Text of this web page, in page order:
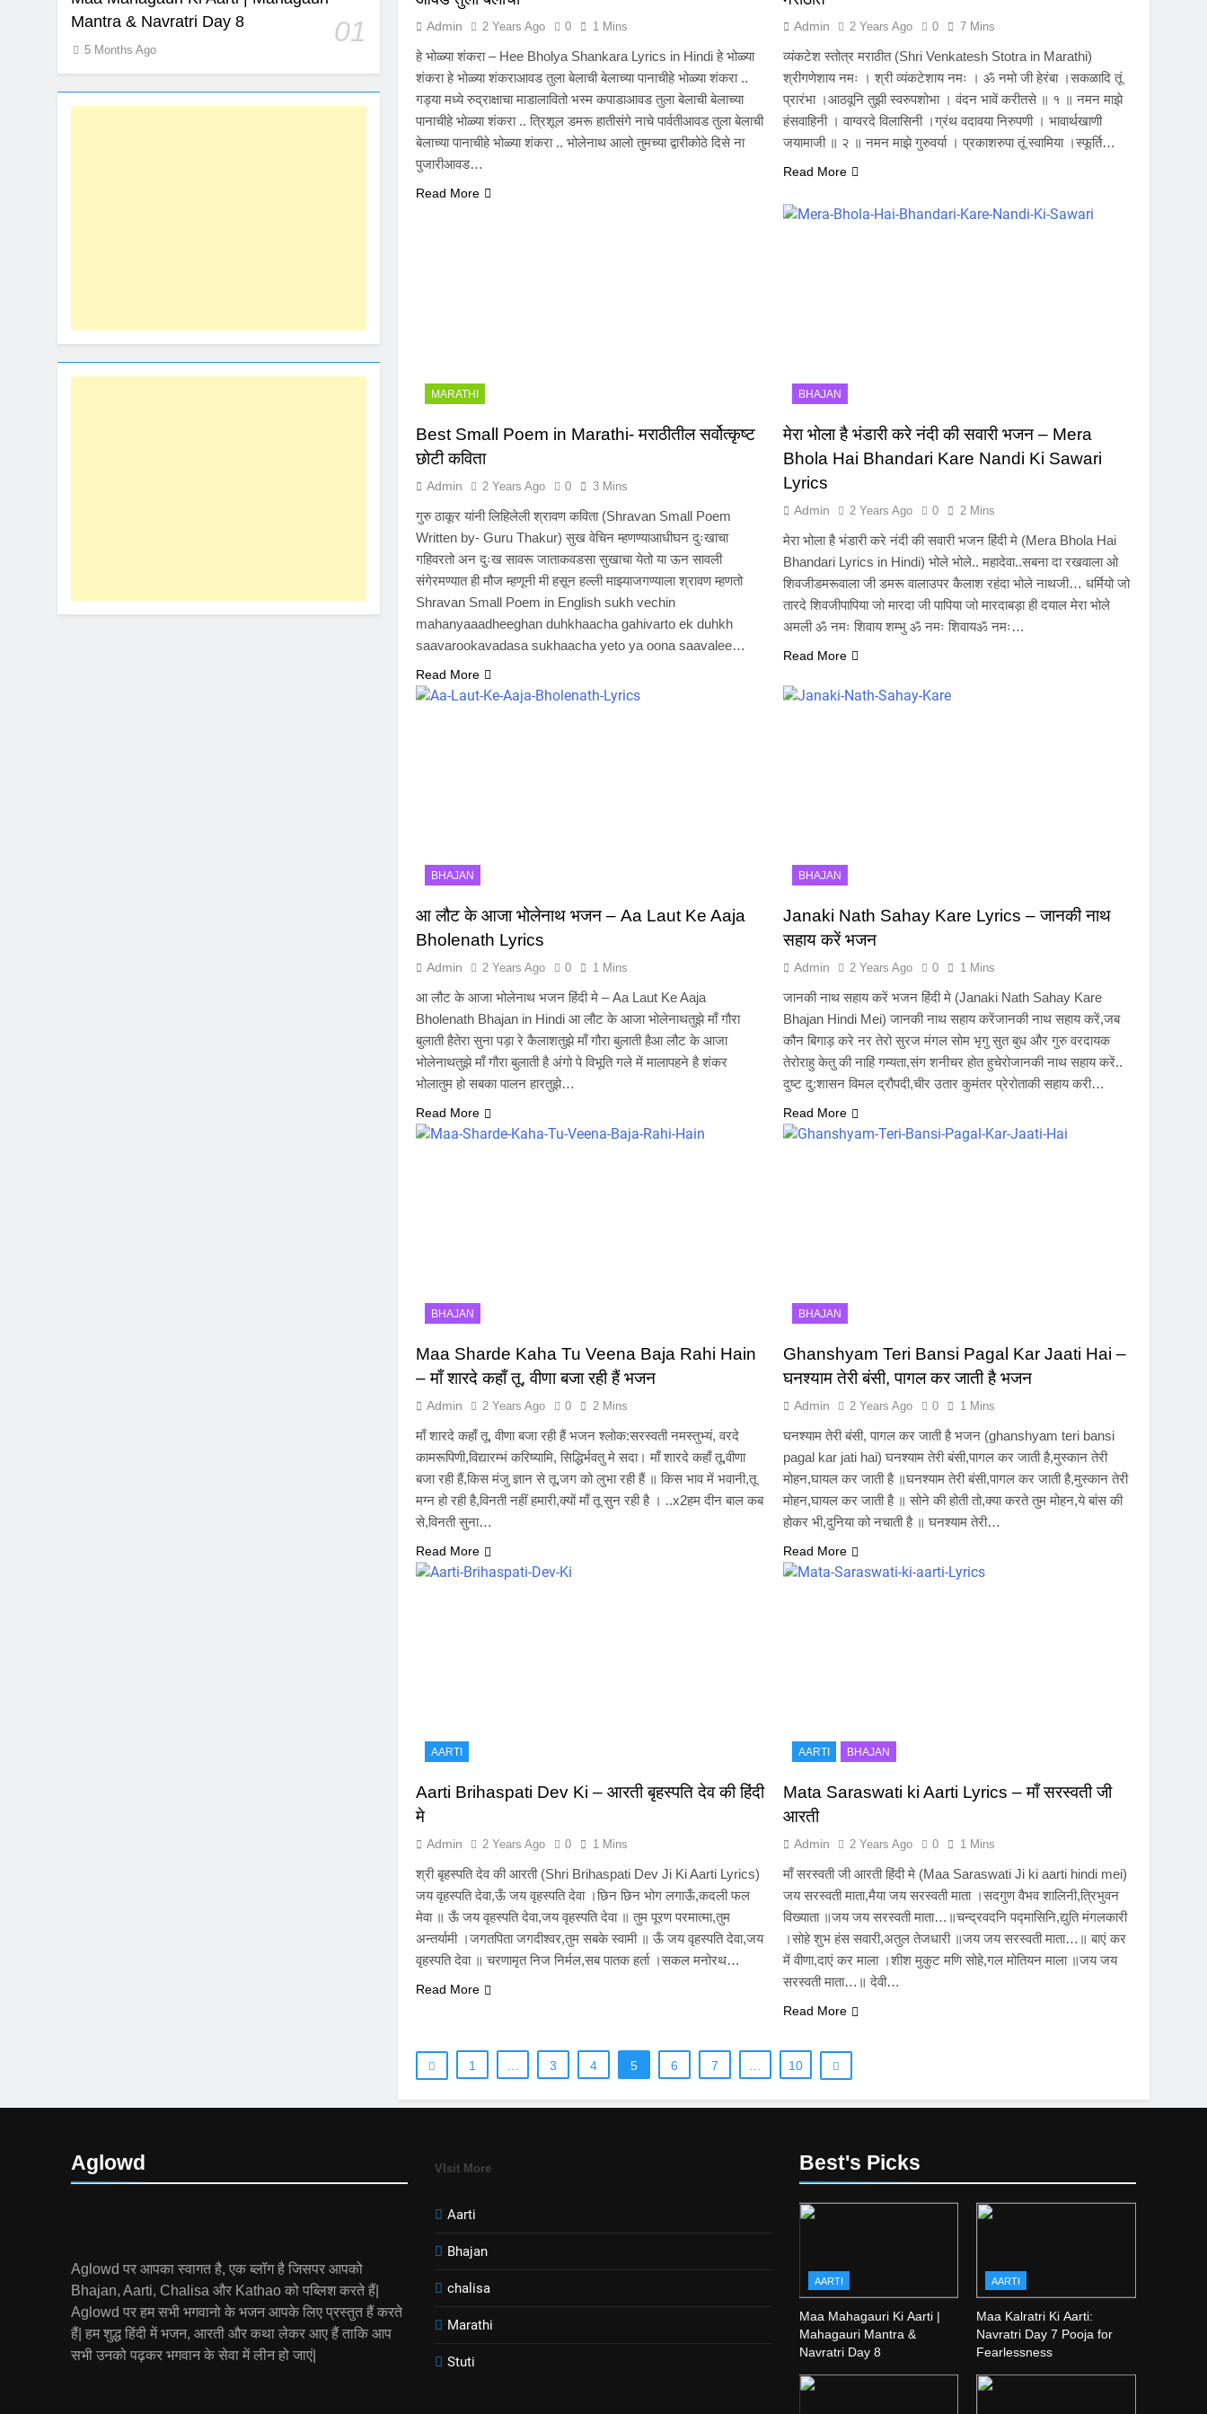
Mantra & Navratri Day 8
01
5 Months Ago
Admin 2 Years Ago 0 1 Mins
हे भोळ्या शंकरा – Hee Bholya Shankara Lyrics in Hindi हे भोळ्या
शंकरा हे भोळ्या शंकराआवड तुला बेलाची बेलाच्या पानाचीहे भोळ्या शंकरा ..
गड्या मध्ये रुद्राक्षाचा माडालावितो भस्म कपाडाआवड तुला बेलाची बेलाच्या
पानाचीहे भोळ्या शंकरा .. त्रिशूल डमरू हातीसंगे नाचे पार्वतीआवड तुला बेलाची
बेलाच्या पानाचीहे भोळ्या शंकरा .. भोलेनाथ आलो तुमच्या द्वारीकोठे दिसे ना
पुजारीआवड…
Read More
Admin 2 Years Ago 0 7 Mins
व्यंकटेश स्तोत्र मराठीत (Shri Venkatesh Stotra in Marathi)
श्रीगणेशाय नमः । श्री व्यंकटेशाय नमः । ॐ नमो जी हेरंबा ।सकळादि तूं
प्रारंभा ।आठवूनि तुझी स्वरुपशोभा । वंदन भावें करीतसे ॥ १ ॥ नमन माझे
हंसवाहिनी । वाग्वरदे विलासिनी ।ग्रंथ वदावया निरुपणी । भावार्थखाणी
जयामाजी ॥ २ ॥ नमन माझे गुरुवर्या । प्रकाशरुपा तूं स्वामिया ।स्फूर्ति…
Read More
MARATHI
Best Small Poem in Marathi- मराठीतील सर्वोत्कृष्ट
छोटी कविता
Admin 2 Years Ago 0 3 Mins
गुरु ठाकूर यांनी लिहिलेली श्रावण कविता (Shravan Small Poem
Written by- Guru Thakur) सुख वेचिन म्हणण्याआधीघन दुःखाचा
गहिवरतो अन दुःख सावरू जाताकवडसा सुखाचा येतो या ऊन सावली
संगेरमण्यात ही मौज म्हणूनी मी हसून हल्ली माझ्याजगण्याला श्रावण म्हणतो
Shravan Small Poem in English sukh vechin
mahanyaaadheeghan duhkhaacha gahivarto ek duhkh
saavarookavadasa sukhaacha yeto ya oona saavalee…
Read More
BHAJAN
मेरा भोला है भंडारी करे नंदी की सवारी भजन – Mera
Bhola Hai Bhandari Kare Nandi Ki Sawari
Lyrics
Admin 2 Years Ago 0 2 Mins
मेरा भोला है भंडारी करे नंदी की सवारी भजन हिंदी मे (Mera Bhola Hai
Bhandari Lyrics in Hindi) भोले भोले.. महादेवा..सबना दा रखवाला ओ
शिवजीडमरूवाला जी डमरू वालाउपर कैलाश रहंदा भोले नाथजी… धर्मियो जो
तारदे शिवजीपापिया जो मारदा जी पापिया जो मारदाबड़ा ही दयाल मेरा भोले
अमली ॐ नमः शिवाय शम्भु ॐ नमः शिवायॐ नमः…
Read More
BHAJAN
आ लौट के आजा भोलेनाथ भजन – Aa Laut Ke Aaja
Bholenath Lyrics
Admin 2 Years Ago 0 1 Mins
आ लौट के आजा भोलेनाथ भजन हिंदी मे – Aa Laut Ke Aaja
Bholenath Bhajan in Hindi आ लौट के आजा भोलेनाथतुझे माँ गौरा
बुलाती हैतेरा सुना पड़ा रे कैलाशतुझे माँ गौरा बुलाती हैआ लौट के आजा
भोलेनाथतुझे माँ गौरा बुलाती है अंगो पे विभूति गले में मालापहने है शंकर
भोलातुम हो सबका पालन हारतुझे…
Read More
BHAJAN
Janaki Nath Sahay Kare Lyrics – जानकी नाथ
सहाय करें भजन
Admin 2 Years Ago 0 1 Mins
जानकी नाथ सहाय करें भजन हिंदी मे (Janaki Nath Sahay Kare
Bhajan Hindi Mei) जानकी नाथ सहाय करेंजानकी नाथ सहाय करें,जब
कौन बिगाड़ करे नर तेरो सुरज मंगल सोम भृगु सुत बुध और गुरु वरदायक
तेरोराहु केतु की नाहिं गम्यता,संग शनीचर होत हुचेरोजानकी नाथ सहाय करें..
दुष्ट दु:शासन विमल द्रौपदी,चीर उतार कुमंतर प्रेरोताकी सहाय करी…
Read More
BHAJAN
Maa Sharde Kaha Tu Veena Baja Rahi Hain
– माँ शारदे कहाँ तू, वीणा बजा रही हैं भजन
Admin 2 Years Ago 0 2 Mins
माँ शारदे कहाँ तू, वीणा बजा रही हैं भजन श्लोक:सरस्वती नमस्तुभ्यं, वरदे
कामरूपिणी,विद्यारम्भं करिष्यामि, सिद्धिर्भवतु मे सदा। माँ शारदे कहाँ तू,वीणा
बजा रही हैं,किस मंजु ज्ञान से तू,जग को लुभा रही हैं ॥ किस भाव में भवानी,तू
मग्न हो रही है,विनती नहीं हमारी,क्यों माँ तू सुन रही है । ..x2हम दीन बाल कब
से,विनती सुना…
Read More
BHAJAN
Ghanshyam Teri Bansi Pagal Kar Jaati Hai –
घनश्याम तेरी बंसी, पागल कर जाती है भजन
Admin 2 Years Ago 0 1 Mins
घनश्याम तेरी बंसी, पागल कर जाती है भजन (ghanshyam teri bansi
pagal kar jati hai) घनश्याम तेरी बंसी,पागल कर जाती है,मुस्कान तेरी
मोहन,घायल कर जाती है ॥घनश्याम तेरी बंसी,पागल कर जाती है,मुस्कान तेरी
मोहन,घायल कर जाती है ॥ सोने की होती तो,क्या करते तुम मोहन,ये बांस की
होकर भी,दुनिया को नचाती है ॥ घनश्याम तेरी…
Read More
AARTI
Aarti Brihaspati Dev Ki – आरती बृहस्पति देव की हिंदी
मे
Admin 2 Years Ago 0 1 Mins
श्री बृहस्पति देव की आरती (Shri Brihaspati Dev Ji Ki Aarti Lyrics)
जय वृहस्पति देवा,ऊँ जय वृहस्पति देवा ।छिन छिन भोग लगा‌ऊँ,कदली फल
मेवा ॥ ऊँ जय वृहस्पति देवा,जय वृहस्पति देवा ॥ तुम पूरण परमात्मा,तुम
अन्तर्यामी ।जगतपिता जगदीश्वर,तुम सबके स्वामी ॥ ऊँ जय वृहस्पति देवा,जय
वृहस्पति देवा ॥ चरणामृत निज निर्मल,सब पातक हर्ता ।सकल मनोरथ…
Read More
AARTI BHAJAN
Mata Saraswati ki Aarti Lyrics – माँ सरस्वती जी
आरती
Admin 2 Years Ago 0 1 Mins
माँ सरस्वती जी आरती हिंदी मे (Maa Saraswati Ji ki aarti hindi mei)
जय सरस्वती माता,मैया जय सरस्वती माता ।सदगुण वैभव शालिनी,त्रिभुवन
विख्याता ॥जय जय सरस्वती माता…॥चन्द्रवदनि पद्मासिनि,द्युति मंगलकारी
।सोहे शुभ हंस सवारी,अतुल तेजधारी ॥जय जय सरस्वती माता…॥ बाएं कर
में वीणा,दाएं कर माला ।शीश मुकुट मणि सोहे,गल मोतियन माला ॥जय जय
सरस्वती माता…॥ देवी…
Read More
1 … 3 4 5 6 7 … 10
Aglowd
Aglowd पर आपका स्वागत है, एक ब्लॉग है जिसपर आपको
Bhajan, Aarti, Chalisa और Kathao को पब्लिश करते हैं|
Aglowd पर हम सभी भगवानो के भजन आपके लिए प्रस्तुत हैं करते
हैं| हम शुद्ध हिंदी में भजन, आरती और कथा लेकर आए हैं ताकि आप
सभी उनको पढ़कर भगवान के सेवा में लीन हो जाएं|
VIsit More
Aarti
Bhajan
chalisa
Marathi
Stuti
Best's Picks
AARTI
Maa Mahagauri Ki Aarti |
Mahagauri Mantra &
Navratri Day 8
AARTI
Maa Kalratri Ki Aarti:
Navratri Day 7 Pooja for
Fearlessness